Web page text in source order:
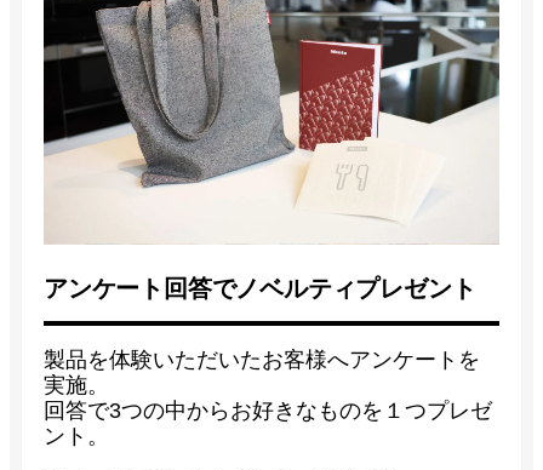
アンケート回答でノベルティプレゼント
製品を体験いただいたお客様へアンケートを
実施。
回答で3つの中からお好きなものを１つプレゼ
ント。